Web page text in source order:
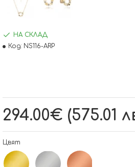
294.00€ (575.01
НА СКЛАД
Код: NS116-ARP
Цвят